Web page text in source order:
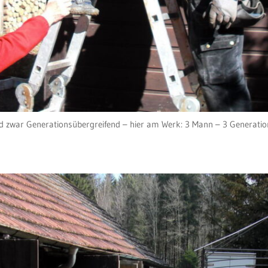
zwar Generationsübergreifend – hier am Werk: 3 Mann – 3